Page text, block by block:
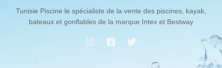
Tunisie Piscine le spécialiste de la vente des piscines, kayak,
bateaux et gonflables de la marque Intex et Bestway